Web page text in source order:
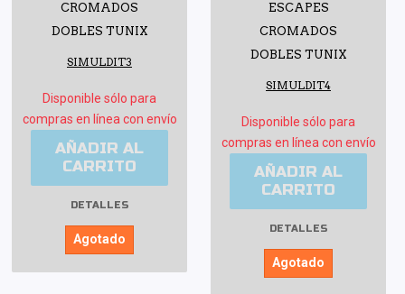
CROMADOS
DOBLES TUNIX
SIMULDIT3
Disponible sólo para
compras en línea con envío
AÑADIR AL
CARRITO
DETALLES
Agotado
ESCAPES
CROMADOS
DOBLES TUNIX
SIMULDIT4
Disponible sólo para
compras en línea con envío
AÑADIR AL
CARRITO
DETALLES
Agotado